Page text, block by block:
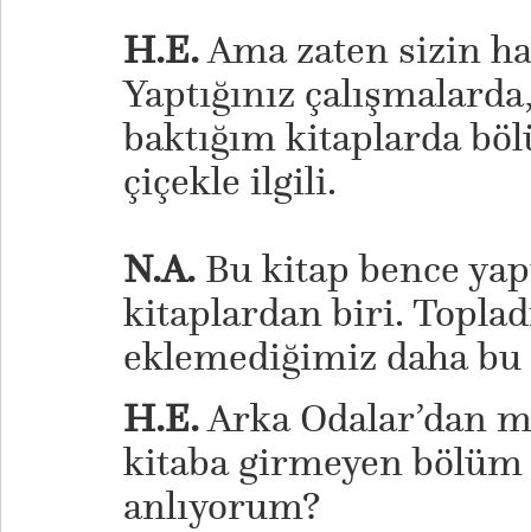
H.E.Ama zaten sizin
Yaptığınız
baktığım kitaplarda
çiçekle ilgili.
N.A.Bu kitap bence
kitaplardan biri.
eklemediğimiz daha
H.E.Arka Odalar’dan
kitaba girmeyen
anlıyorum?